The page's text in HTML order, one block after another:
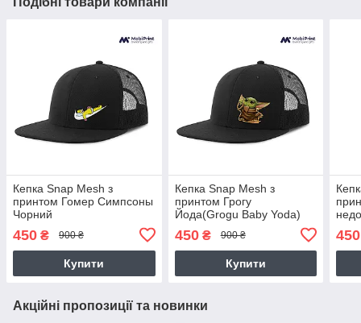
Кепка Snap Mesh з
принтом Гомер Симпсоны
Чорний
450 ₴ 900 ₴
Купити
Кепка Snap Mesh з
принтом Грогу
Йода(Grogu Baby Yoda)
450₴ 900 ₴
Купити
450
Акційні пропозиції та новинки